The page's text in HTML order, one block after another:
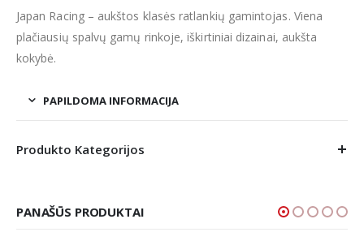
Japan Racing – aukštos klasės ratlankių gamintojas. Viena
plačiausių spalvų gamų rinkoje, iškirtiniai dizainai, aukšta
kokybė.
PAPILDOMA INFORMACIJA
Produkto Kategorijos
PANAŠŪS PRODUKTAI